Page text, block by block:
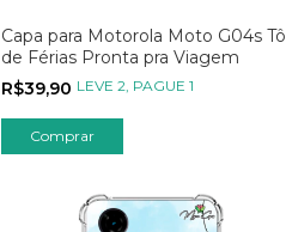
Capa para Motorola Moto G04s Tô
de Férias Pronta pra Viagem
R$39,90 LEVE 2, PAGUE 1
Comprar